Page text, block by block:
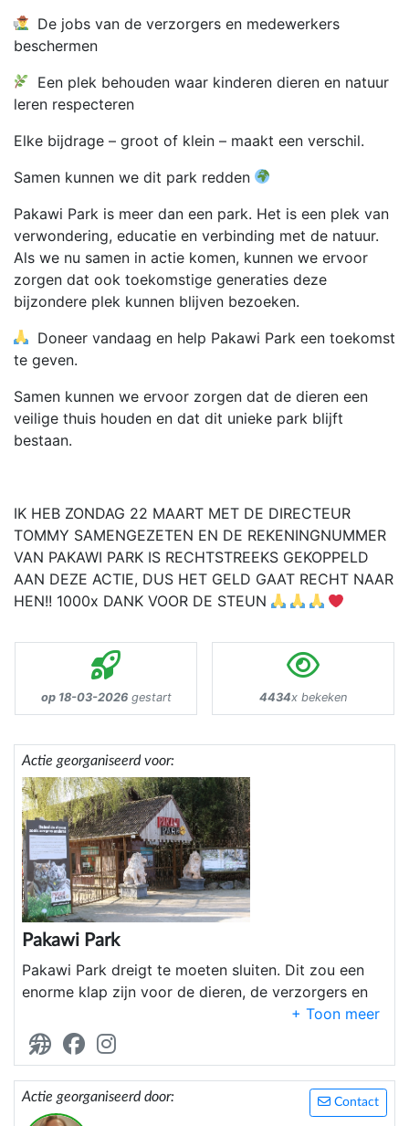
De jobs van de verzorgers en medewerkers
beschermen
Een plek behouden waar kinderen dieren en natuur
leren respecteren
Elke bijdrage – groot of klein – maakt een verschil.
Samen kunnen we dit park redden
Pakawi Park is meer dan een park. Het is een plek van
verwondering, educatie en verbinding met de natuur.
Als we nu samen in actie komen, kunnen we ervoor
zorgen dat ook toekomstige generaties deze
bijzondere plek kunnen blijven bezoeken.
Doneer vandaag en help Pakawi Park een toekomst
te geven.
Samen kunnen we ervoor zorgen dat de dieren een
veilige thuis houden en dat dit unieke park blijft
bestaan.
IK HEB ZONDAG 22 MAART MET DE DIRECTEUR
TOMMY SAMENGEZETEN EN DE REKENINGNUMMER
VAN PAKAWI PARK IS RECHTSTREEKS GEKOPPELD
AAN DEZE ACTIE, DUS HET GELD GAAT RECHT NAAR
HEN!! 1000x DANK VOOR DE STEUN
op 18-03-2026gestart 4434x bekeken
Actie georganiseerd voor:
Pakawi Park
Pakawi Park dreigt te moeten sluiten. Dit zou een
enorme klap zijn voor de dieren, de verzorgers en
herinneringen maken.
Daarom starten we een crowdfunding om het park
te helpen voortbestaan. Met jouw steun kunnen we
zorgen voor het welzijn van de dieren en de
Contact
Actie georganiseerd door: